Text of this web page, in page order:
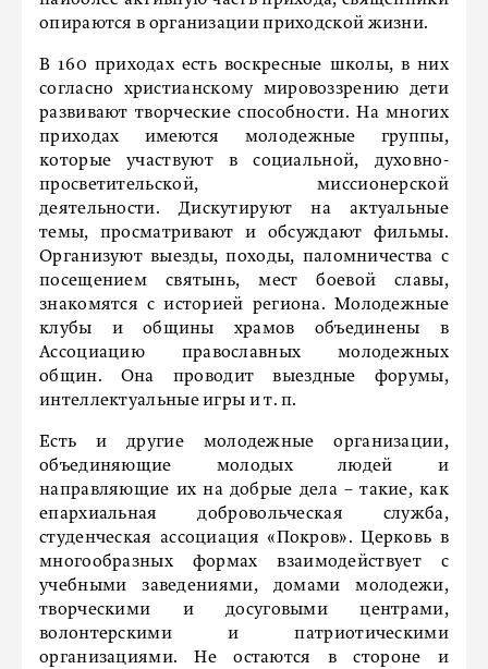
опираются в организации приходской жизни.
В 160 приходах есть воскресные школы, в них
согласно христианскому мировоззрению дети
развивают творческие способности. На многих
приходах имеются молодежные группы,
которые участвуют в социальной, духовно-
просветительской, миссионерской
деятельности. Дискутируют на актуальные
темы, просматривают и обсуждают фильмы.
Организуют выезды, походы, паломничества с
посещением святынь, мест боевой славы,
знакомятся с историей региона. Молодежные
клубы и общины храмов объединены в
Ассоциацию православных молодежных
общин. Она проводит выездные форумы,
интеллектуальные игры и т. п.
Есть и другие молодежные организации,
объединяющие молодых людей и
направляющие их на добрые дела – такие, как
епархиальная добровольческая служба,
студенческая ассоциация «Покров». Церковь в
многообразных формах взаимодействует с
учебными заведениями, домами молодежи,
творческими и досуговыми центрами,
волонтерскими и патриотическими
организациями. Не остаются в стороне и